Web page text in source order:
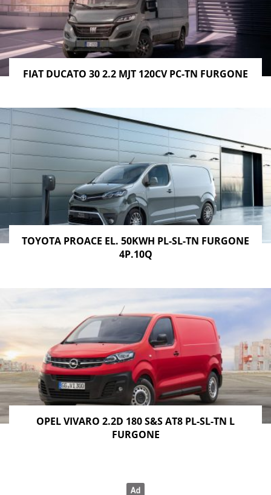
FIAT DUCATO 30 2.2 MJT 120CV PC-TN FURGONE
TOYOTA PROACE EL. 50KWH PL-SL-TN FURGONE
4P.10Q
OPEL VIVARO 2.2D 180 S&S AT8 PL-SL-TN L
FURGONE